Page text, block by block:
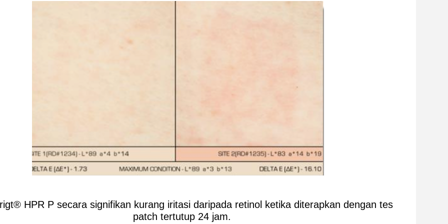
HPR P secara signifikan kurang iritasi daripada retinol ketika diterapkan dengan tes
patch tertutup 24 jam.